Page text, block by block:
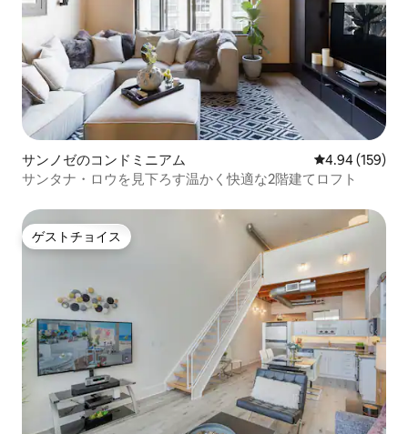
サンノゼのコンドミニアム レビュー159
4.94 (159)
サンタナ・ロウを見下ろす温かく快適な2階建てロフト
ゲストチョイス
ゲストチョイス